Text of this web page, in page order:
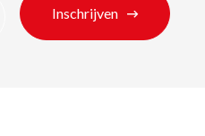
Inschrijven